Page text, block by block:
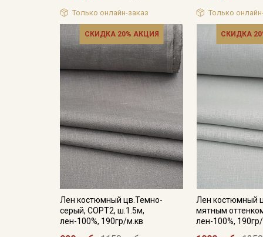
Только онлайн-заказ Только
СКИДКА 20% АКЦИЯ
Лен костюмный цв.Темно-
серый, СОРТ2, ш.1.5м,
лен-100%, 190гр/м.кв
СКИДКА
Лен костюмный
мятным
лен-100%,